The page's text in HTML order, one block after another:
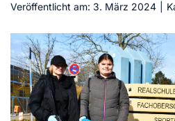
Mediathek
Jetzt abonnieren
Kontakt
Veröffentlicht am: 3. März 2024